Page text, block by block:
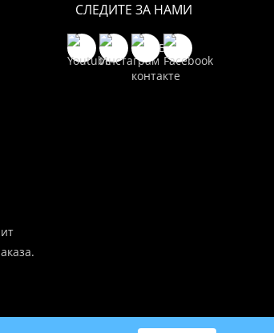
СЛЕДИТЕ ЗА НАМИ